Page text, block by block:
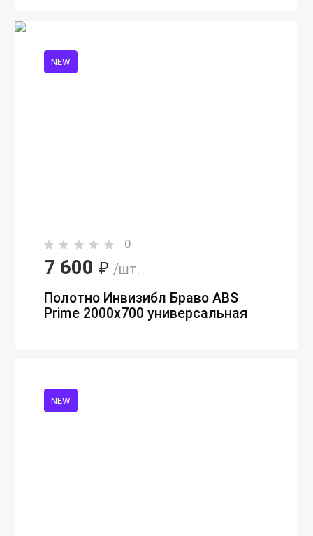
NEW
0
7 600 ₽ /шт.
Полотно Инвизибл Браво ABS
Prime 2000х700 универсальная
NEW